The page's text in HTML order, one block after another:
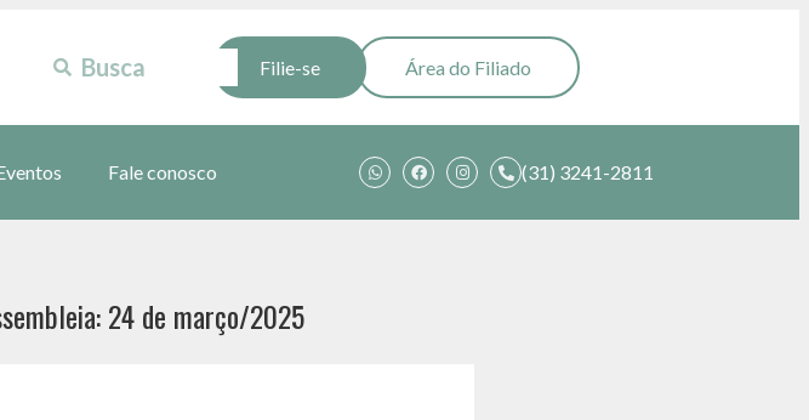
Filie-se Área do Filiado
Fale conosco (31) 3241-2811
24 de março/2025